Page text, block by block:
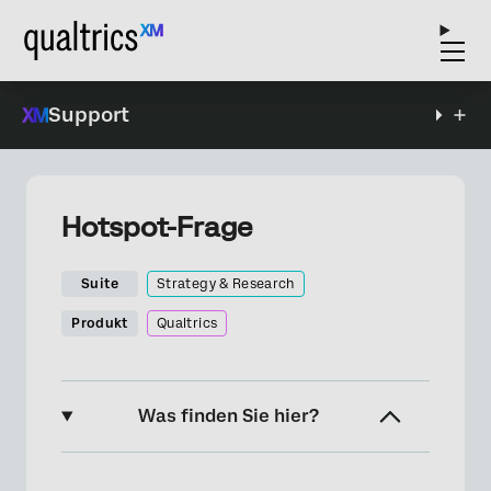
Support
Hotspot-Frage
Suite Strategy & Research
Produkt Qualtrics
Was finden Sie hier?